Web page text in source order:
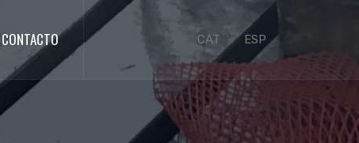
CONTACTO CAT ESP